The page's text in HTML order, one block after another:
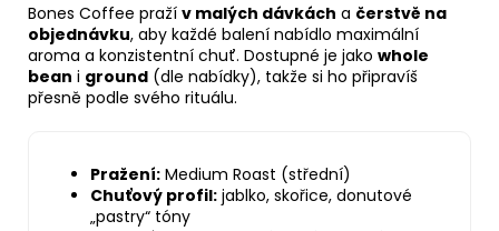
Bones Coffee praží v malých dávkách a čerstvě na
objednávku, aby každé balení nabídlo maximální
aroma a konzistentní chuť. Dostupné je jako whole
bean i ground (dle nabídky), takže si ho připravíš
přesně podle svého rituálu.
Pražení: Medium Roast (střední)
Chuťový profil: jablko, skořice, donutové
„pastry“ tóny